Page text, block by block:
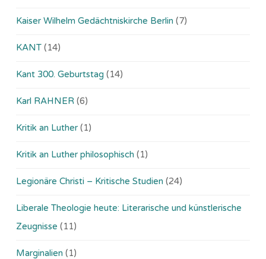
Kaiser Wilhelm Gedächtniskirche Berlin (7)
KANT (14)
Kant 300. Geburtstag (14)
Karl RAHNER (6)
Kritik an Luther (1)
Kritik an Luther philosophisch (1)
Legionäre Christi – Kritische Studien (24)
Liberale Theologie heute: Literarische und künstlerische
Zeugnisse (11)
Marginalien (1)